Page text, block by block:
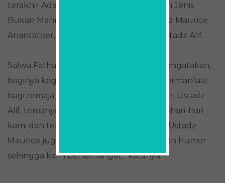
terakhir Adab Komunikasi dengan Lawan Jenis
Bukan Mahramnya. Dipandu oleh Ustadz Maurice
Anantatoer, materi disampaikan oleh Ustadz Alif.
Salwa Fatharani, siswi kelas XI MIPA 4, mengatakan,
baginya kegiatan ini materinya sangat bermanfaat
bagi remaja. ”Terutama materi kelima dari Ustadz
Alif, temanya related dengan masalah sehari-hari
kami dan teman-teman. Ustadz Alif dan Ustadz
Maurice juga membawa acaranya dengan humor
sehingga kami bersemangat,” katanya.